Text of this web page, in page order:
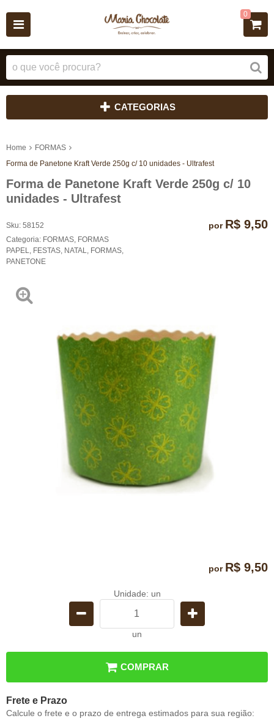
0
CATEGORIAS
Home
FORMAS
Forma de Panetone Kraft Verde 250g c/ 10 unidades - Ultrafest
Forma de Panetone Kraft Verde 250g c/ 10
unidades - Ultrafest
Sku: 58152
Categoria: FORMAS FORMAS
PAPEL
FESTAS NATAL FORMAS
PANETONE
por R$ 9,50
por R$ 9,50
Unidade: un
un
COMPRAR
Frete e Prazo
Calcule o frete e o prazo de entrega estimados para sua região: